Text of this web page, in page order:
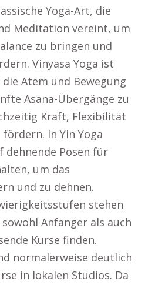
Yoga-Art, die
Meditation vereint, um
zu bringen und
Vinyasa Yoga ist
Atem und Bewegung
Asana-Übergänge zu
Kraft, Flexibilität
In Yin Yoga
dehnende Posen für
um das
und zu dehnen.
stehen
Anfänger als auch
Kurse finden.
normalerweise deutlich
in lokalen Studios. Da